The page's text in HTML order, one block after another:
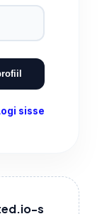
sisse
s